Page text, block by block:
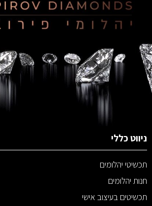
ניווט כללי
תכשיטי יהלומים
חנות יהלומים
תכשיטים בעיצוב אישי